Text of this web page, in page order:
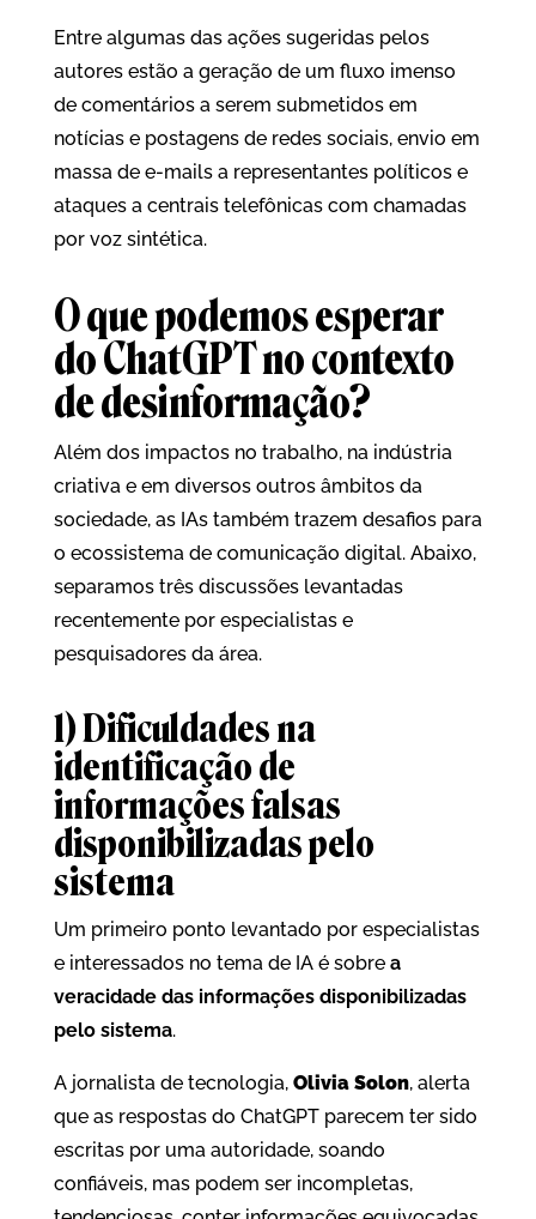
Entre algumas das ações sugeridas pelos
autores estão a geração de um fluxo imenso
de comentários a serem submetidos em
notícias e postagens de redes sociais, envio em
massa de e-mails a representantes políticos e
ataques a centrais telefônicas com chamadas
por voz sintética.
O que podemos esperar
do ChatGPT no contexto
de desinformação?
Além dos impactos no trabalho, na indústria
criativa e em diversos outros âmbitos da
sociedade, as IAs também trazem desafios para
o ecossistema de comunicação digital. Abaixo,
separamos três discussões levantadas
recentemente por especialistas e
pesquisadores da área.
1) Dificuldades na
identificação de
informações falsas
disponibilizadas pelo
sistema
Um primeiro ponto levantado por especialistas
e interessados no tema de IA é sobre a
veracidade das informações disponibilizadas
pelo sistema.
A jornalista de tecnologia, Olivia Solon, alerta
que as respostas do ChatGPT parecem ter sido
escritas por uma autoridade, soando
confiáveis, mas podem ser incompletas,